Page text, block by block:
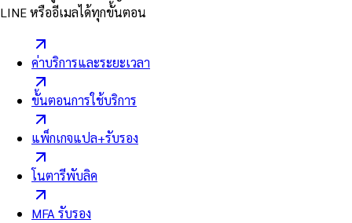
LINE หรืออีเมลได้ทุกขั้นตอน
ค่าบริการและระยะเวลา
ขั้นตอนการใช้บริการ
แพ็กเกจแปล+รับรอง
โนตารีพับลิค
MFA รับรอง